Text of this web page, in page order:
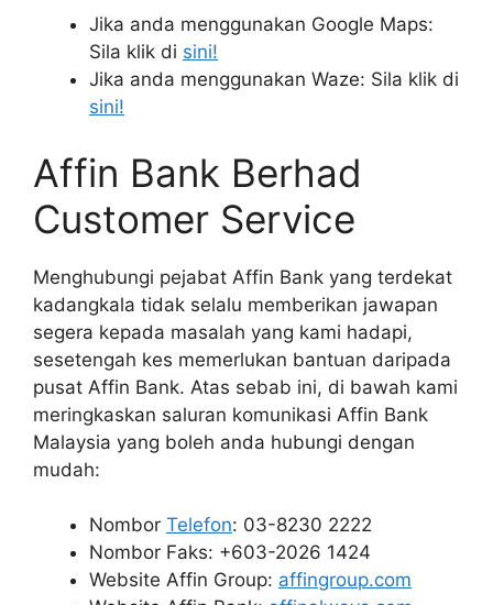
Jika anda menggunakan Google Maps:
Sila klik di sini!
Jika anda menggunakan Waze: Sila klik di
sini!
Affin Bank Berhad
Customer Service
Menghubungi pejabat Affin Bank yang terdekat
kadangkala tidak selalu memberikan jawapan
segera kepada masalah yang kami hadapi,
sesetengah kes memerlukan bantuan daripada
pusat Affin Bank. Atas sebab ini, di bawah kami
meringkaskan saluran komunikasi Affin Bank
Malaysia yang boleh anda hubungi dengan
mudah:
Nombor Telefon: 03-8230 2222
Nombor Faks: +603-2026 1424
Website Affin Group: affingroup.com